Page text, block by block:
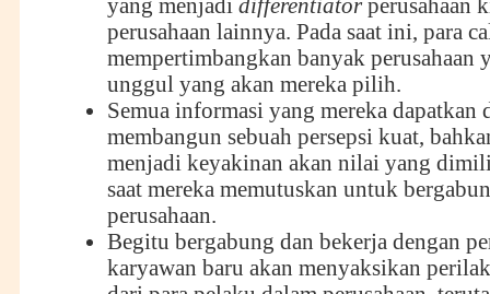
yang menjadi differentiatorperusahaan
perusahaan lainnya. Pada saat ini, para
mempertimbangkan banyak perusahaan
unggul yang akan mereka pilih.
Semua informasi yang mereka dapatkan
membangun sebuah persepsi kuat,
menjadi keyakinan akan nilai yang
saat mereka memutuskan untuk
perusahaan.
Begitu bergabung dan bekerja dengan
karyawan baru akan menyaksikan